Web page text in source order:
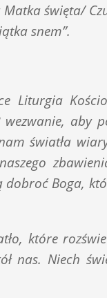
Matka święta/
snem”.
Liturgia
wezwanie, aby
światła
dobroć Boga,
które
nas. Niech